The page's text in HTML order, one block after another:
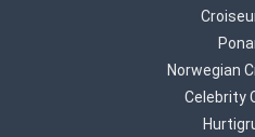
Norwegian
Celebrity